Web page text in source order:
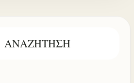
ΑΝΑΖΗΤΗΣΗ